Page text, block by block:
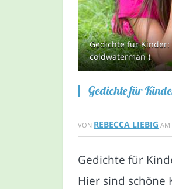
Gedichte für Kinder:
coldwaterman )
Gedichte für
VON REBECCA LIEBIG AM
Gedichte für
Hier sind schöne